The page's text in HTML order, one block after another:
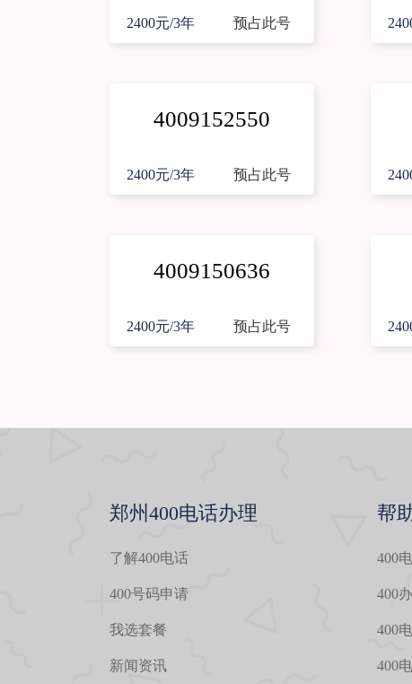
2400元/3年 预占此号
4009152550
2400元/3年 预占此号
4009150636
2400元/3年 预占此号
郑州400电话办理
了解400电话
400号码申请
我选套餐
新闻资讯
帮
400
400
400
400